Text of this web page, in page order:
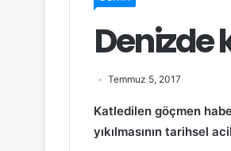
Denizde
Temmuz 5, 2017
Katledilen göçmen
yıkılmasının tarihsel